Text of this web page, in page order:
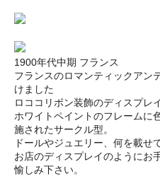
1900年代中期 フランス
フランスのロマンティックアン
けました
ロココリボン装飾のディスプレ
ホワイトペイントのフレームに
施されたサークル型。
ドールやジュエリー、何を載せ
お店のディスプレイのようにお
愉しみ下さい。